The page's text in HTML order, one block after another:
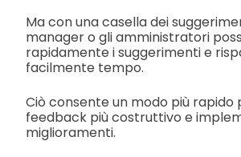
Ma con una casella dei
manager o gli amministratori
rapidamente i suggerimenti e
facilmente tempo.
Ciò consente un modo più rapido
feedback più costruttivo e
miglioramenti.